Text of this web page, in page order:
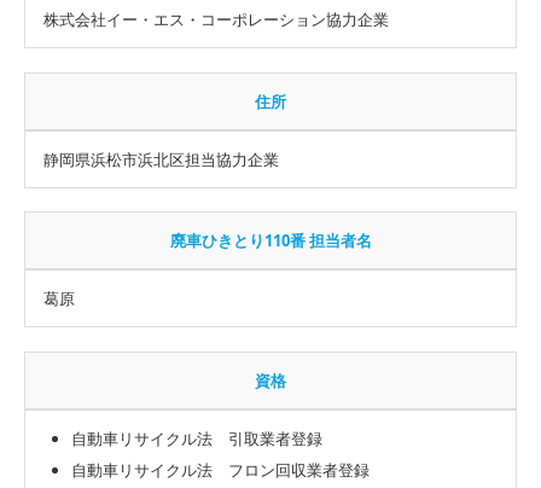
株式会社イー・エス・コーポレーション協力企業
住所
静岡県浜松市浜北区担当協力企業
廃車ひきとり110番 担当者名
葛原
資格
自動車リサイクル法 引取業者登録
自動車リサイクル法 フロン回収業者登録